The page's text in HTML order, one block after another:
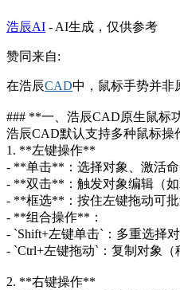
浩辰AI - AI生成，仅供参考
赞同来自:
在浩辰CAD中，鼠标手势并非
### **一、浩辰CAD原生鼠标
浩辰CAD默认支持多种鼠标操
1. **左键操作**
- **单击**：选择对象、激活命
- **双击**：触发对象编辑（如
- **框选**：按住左键拖动可批
- **组合操作**：
- `Shift+左键单击`：多重选择对
- `Ctrl+左键拖动`：复制对象（
2. **右键操作**